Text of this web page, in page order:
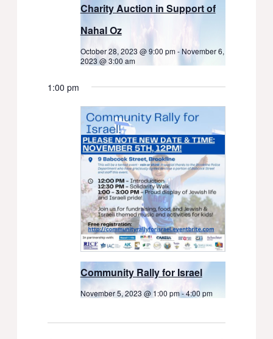
Charity Auction in Support of
Nahal Oz
October 28, 2023 @ 9:00 pm-November 6,
2023 @ 3:00 am
1:00 pm
Community Rally for Israel
November 5, 2023 @ 1:00 pm-4:00 pm